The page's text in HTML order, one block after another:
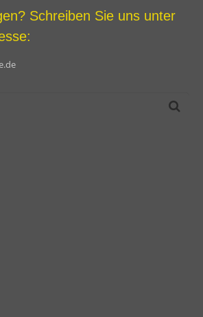
Schreiben Sie uns unter